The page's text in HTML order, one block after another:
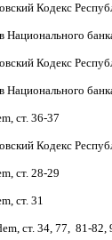
Кодекс
Национального
Кодекс
Национального
ст. 36-37
Кодекс
ст. 28-29
ст. 31
ст. 34, 77, 81-82,